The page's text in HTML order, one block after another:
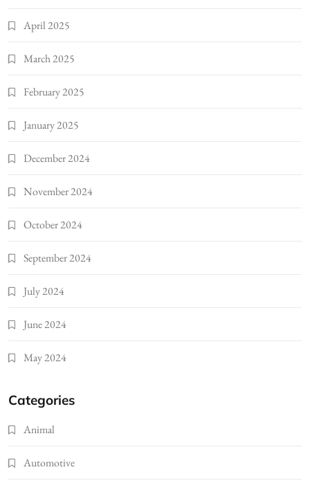
April 2025
March 2025
February 2025
January 2025
December 2024
November 2024
October 2024
September 2024
July 2024
June 2024
May 2024
Categories
Animal
Automotive